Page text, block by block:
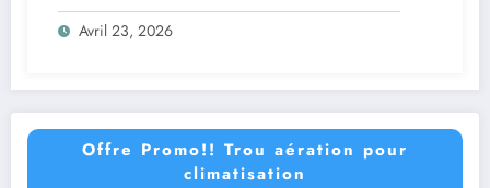
Avril 23, 2026
Offre Promo!! Trou aération pour
climatisation